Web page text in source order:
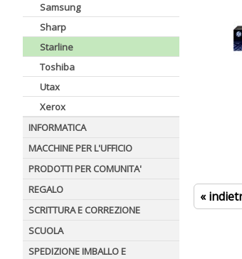
Samsung
Sharp
Starline
Toshiba
Utax
Xerox
INFORMATICA
MACCHINE PER L'UFFICIO
PRODOTTI PER COMUNITA'
REGALO
SCRITTURA E CORREZIONE
SCUOLA
SPEDIZIONE IMBALLO E
«